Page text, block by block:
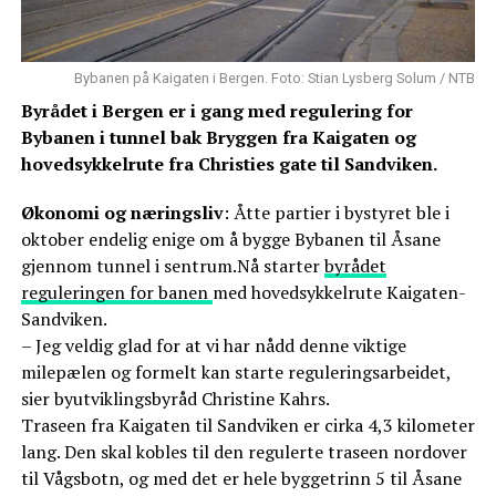
Bybanen på Kaigaten i Bergen. Foto: Stian Lysberg Solum / NTB
Byrådet i Bergen er i gang med regulering for
Bybanen i tunnel bak Bryggen fra Kaigaten og
hovedsykkelrute fra Christies gate til Sandviken.
Økonomi og næringsliv: Åtte partier i bystyret ble i
oktober endelig enige om å bygge Bybanen til Åsane
gjennom tunnel i sentrum.Nå starterbyrådet
reguleringen for banen med hovedsykkelrute Kaigaten-
Sandviken.
– Jeg veldig glad for at vi har nådd denne viktige
milepælen og formelt kan starte reguleringsarbeidet,
sier byutviklingsbyråd Christine Kahrs.
Traseen fra Kaigaten til Sandviken er cirka 4,3 kilometer
lang. Den skal kobles til den regulerte traseen nordover
til Vågsbotn, og med det er hele byggetrinn 5 til Åsane